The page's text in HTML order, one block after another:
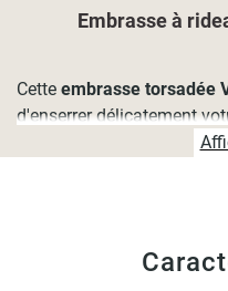
Embrasse à
Cette embrasse torsadée
d'enserrer délicatement
L'embrasse rideau en
d'une boule et de deux